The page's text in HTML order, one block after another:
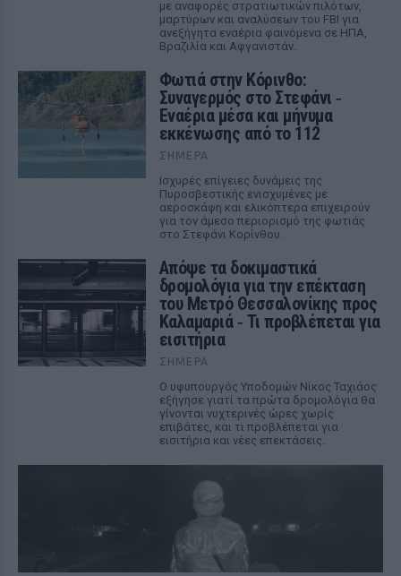
με αναφορές στρατιωτικών πιλότων,
μαρτύρων και αναλύσεων του FBI για
ανεξήγητα εναέρια φαινόμενα σε ΗΠΑ,
Βραζιλία και Αφγανιστάν.
Φωτιά στην Κόρινθο:
Συναγερμός στο Στεφάνι ‑
Εναέρια μέσα και μήνυμα
εκκένωσης από το 112
ΣΉΜΕΡΑ
Ισχυρές επίγειες δυνάμεις της
Πυροσβεστικής ενισχυμένες με
αεροσκάφη και ελικόπτερα επιχειρούν
για τον άμεσο περιορισμό της φωτιάς
στο Στεφάνι Κορίνθου.
Απόψε τα δοκιμαστικά
δρομολόγια για την επέκταση
του Μετρό Θεσσαλονίκης προς
Καλαμαριά ‑ Τι προβλέπεται για
εισιτήρια
ΣΉΜΕΡΑ
Ο υφυπουργός Υποδομών Νίκος Ταχιάος
εξήγησε γιατί τα πρώτα δρομολόγια θα
γίνονται νυχτερινές ώρες χωρίς
επιβάτες, και τι προβλέπεται για
εισιτήρια και νέες επεκτάσεις.